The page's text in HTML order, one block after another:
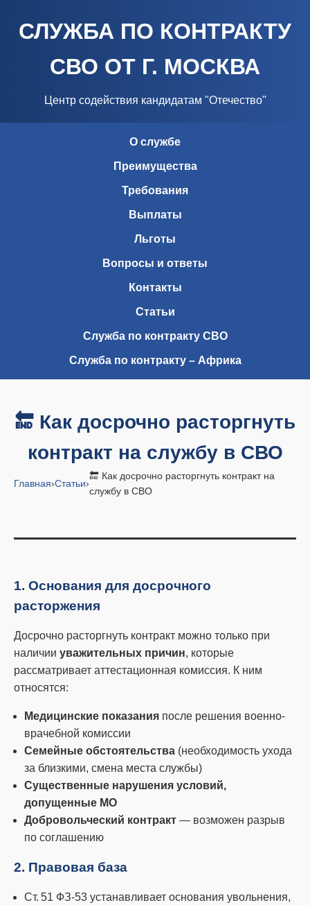
СЛУЖБА ПО КОНТРАКТУ
СВО ОТ Г. МОСКВА
Центр содействия кандидатам "Отечество"
О службе
Преимущества
Требования
Выплаты
Льготы
Вопросы и ответы
Контакты
Статьи
Служба по контракту СВО
Служба по контракту – Африка
🔚 Как досрочно расторгнуть
контракт на службу в СВО
Главная›Статьи›
🔚 Как досрочно расторгнуть контракт на
службу в СВО
1. Основания для досрочного
расторжения
Досрочно расторгнуть контракт можно только при
наличии уважительных причин, которые
рассматривает аттестационная комиссия. К ним
относятся:
Медицинские показания после решения военно-
врачебной комиссии
Семейные обстоятельства (необходимость ухода
за близкими, смена места службы)
Существенные нарушения условий,
допущенные МО
Добровольческий контракт — возможен разрыв
по соглашению
2. Правовая база
Ст. 51 ФЗ-53 устанавливает основания увольнения,